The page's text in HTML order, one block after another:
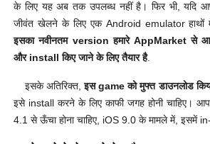
के लिए यह अब तक उपलब्ध नहीं है। फिर भी, यदि
जीवंत खेलने के लिए एक Android emulator
इसका नवीनतम version हमारे AppMarket से
और install किए जाने के लिए तैयार है.
इसके अतिरिक्त,इस game को मुफ्त डाउनलोड
इसे install करने के लिए काफी जगह होनी चाहिए।
4.1 से ऊँचा होना चाहिए, iOS 9.0 के मामले में, इसमें